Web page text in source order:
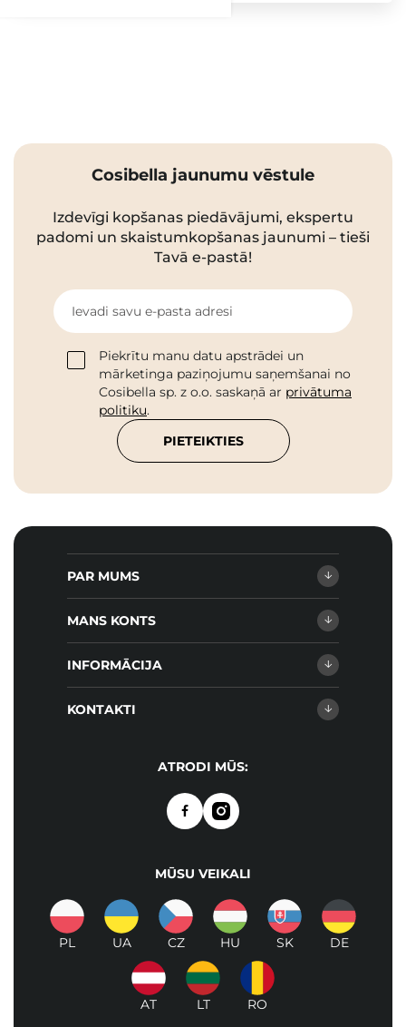
Cosibella jaunumu vēstule
Izdevīgi kopšanas piedāvājumi, ekspertu
padomi un skaistumkopšanas jaunumi – tieši
Tavā e-pastā!
Ievadi savu e-pasta adresi
Piekrītu manu datu apstrādei un
mārketinga paziņojumu saņemšanai no
Cosibella sp. z o.o. saskaņā ar privātuma
politiku.
PIETEIKTIES
PAR MUMS
MANS KONTS
INFORMĀCIJA
KONTAKTI
ATRODI MŪS:
MŪSU VEIKALI
PL UA CZ HU SK DE
AT LT RO